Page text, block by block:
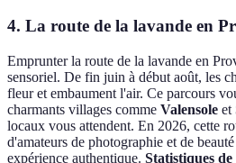
4. La route de la lavande en
Emprunter la route de la lavande en
sensoriel. De fin juin à début août, les
fleur et embaument l'air. Ce parcours
charmants villages comme Valensole et
locaux vous attendent. En 2026, cette
d'amateurs de photographie et de
expérience authentique. Statistiques